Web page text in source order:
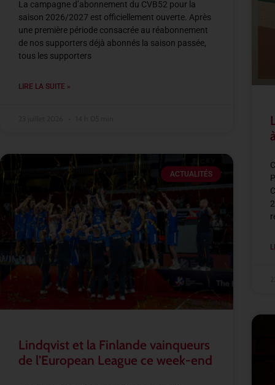
La campagne d’abonnement du CVB52 pour la
saison 2026/2027 est officiellement ouverte. Après
une première période consacrée au réabonnement
de nos supporters déjà abonnés la saison passée,
tous les supporters
LIRE LA SUITE »
ACTUALITÉS
Lindqvist et la Finlande vainqueurs
de l’European League ce week-end